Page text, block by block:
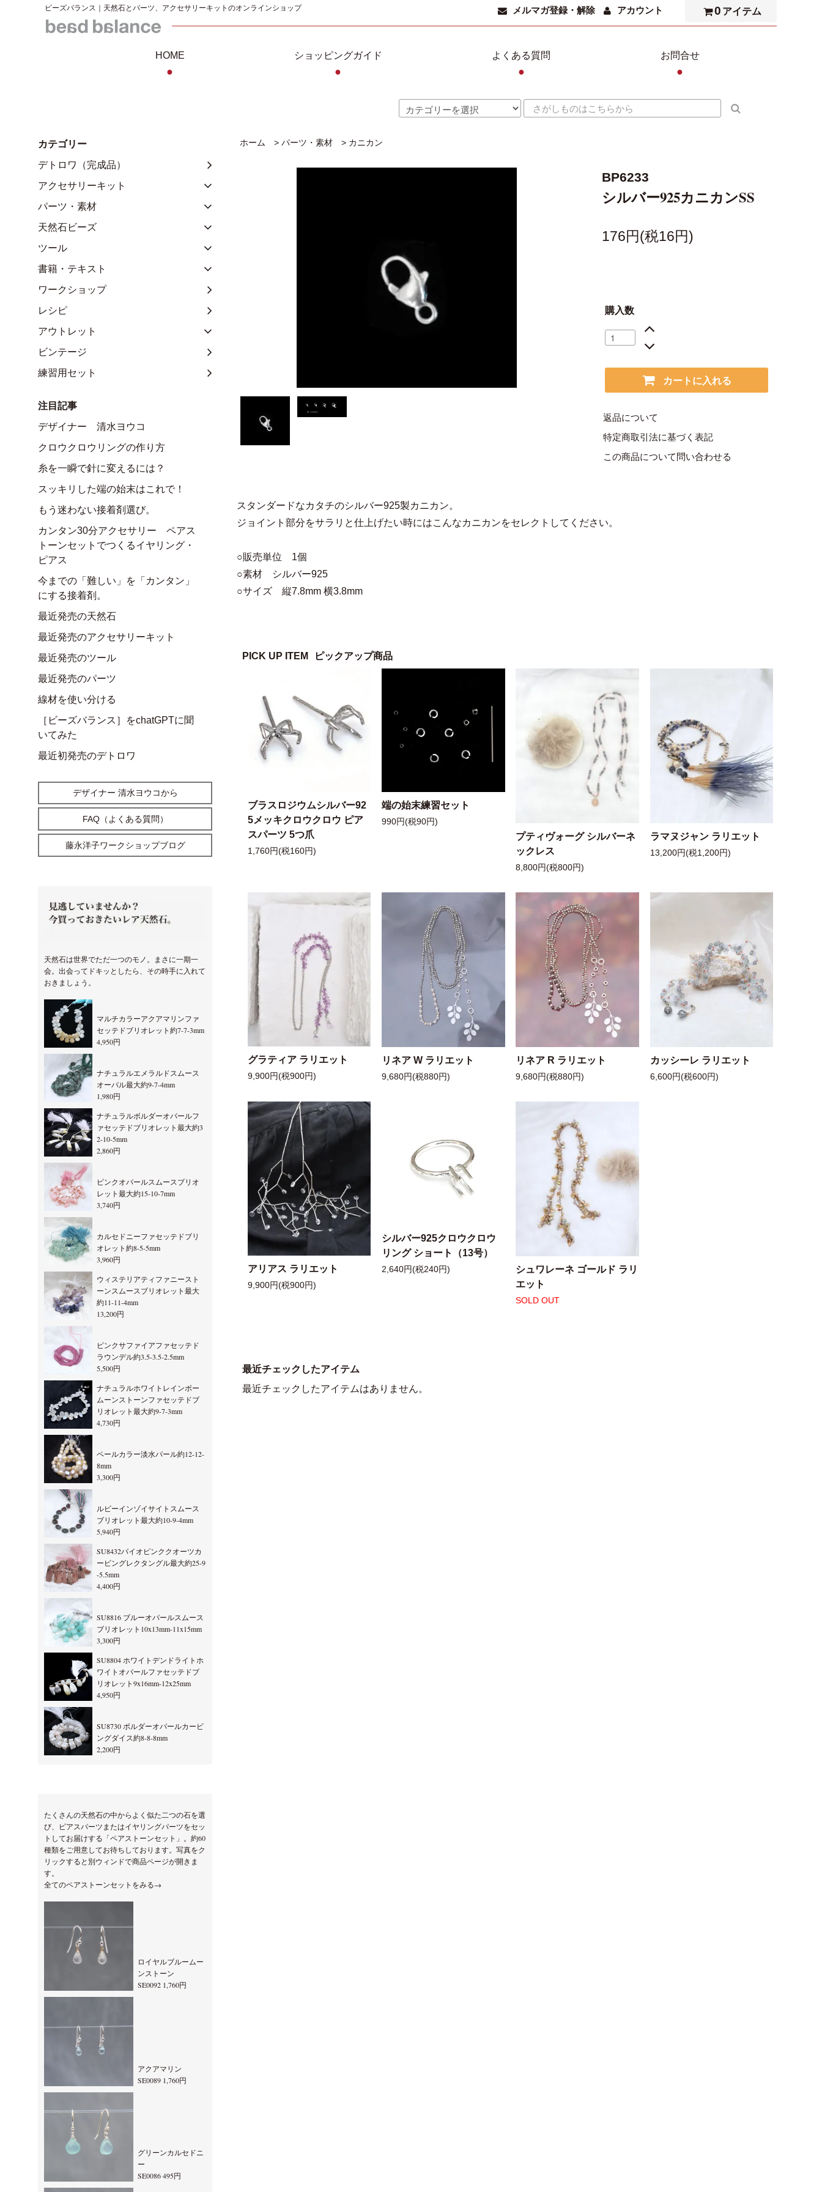
ビーズバランス｜天然石とパーツ、アクセサリーキットのオンラインショップ メルマガ登録・解除 アカウント 0 アイテム
HOME
●
ショッピングガイド
●
よくある質問
●
お問合せ
●
ホーム > パーツ・素材 > カニカン
BP6233
シルバー925カニカンSS
176円(税16円)
購入数
カートに入れる
返品について
特定商取引法に基づく表記
この商品について問い合わせる
スタンダードなカタチのシルバー925製カニカン。
ジョイント部分をサラリと仕上げたい時にはこんなカニカンをセレクトしてください。
○販売単位 1個
○素材 シルバー925
○サイズ 縦7.8mm 横3.8mm
PICK UP ITEM ピックアップ商品
ブラスロジウムシルバー92
5メッキクロウクロウ ピア
スパーツ 5つ爪
1,760円(税160円)
端の始末練習セット
990円(税90円)
プティヴォーグ シルバーネ
ックレス
8,800円(税800円)
ラマヌジャン ラリエット
13,200円(税1,200円)
グラティア ラリエット
9,900円(税900円)
リネア W ラリエット
9,680円(税880円)
リネア R ラリエット
9,680円(税880円)
カッシーレ ラリエット
6,600円(税600円)
アリアス ラリエット
9,900円(税900円)
シルバー925クロウクロウ
リング ショート（13号）
2,640円(税240円)
シュワレーネ ゴールド ラリ
エット
SOLD OUT
最近チェックしたアイテム
最近チェックしたアイテムはありません。
カテゴリー
デトロワ（完成品）
アクセサリーキット
パーツ・素材
天然石ビーズ
ツール
書籍・テキスト
ワークショップ
レシピ
アウトレット
ビンテージ
練習用セット
注目記事
デザイナー 清水ヨウコ
クロウクロウリングの作り方
糸を一瞬で針に変えるには？
スッキリした端の始末はこれで！
もう迷わない接着剤選び。
カンタン30分アクセサリー ペアス
トーンセットでつくるイヤリング・
ピアス
今までの「難しい」を「カンタン」
にする接着剤。
最近発売の天然石
最近発売のアクセサリーキット
最近発売のツール
最近発売のパーツ
線材を使い分ける
［ビーズバランス］をchatGPTに聞
いてみた
最近初発売のデトロワ
デザイナー 清水ヨウコから
FAQ（よくある質問）
藤永洋子ワークショップブログ
天然石は世界でただ一つのモノ。まさに一期一
会。出会ってドキッとしたら、その時手に入れて
おきましょう。
マルチカラーアクアマリンファ
セッテドブリオレット約7-7-3mm
4,950円
ナチュラルエメラルドスムース
オーバル最大約9-7-4mm
1,980円
ナチュラルボルダーオパールフ
ァセッテドブリオレット最大約3
2-10-5mm
2,860円
ピンクオパールスムースブリオ
レット最大約15-10-7mm
3,740円
カルセドニーファセッテドブリ
オレット約8-5-5mm
3,960円
ウィステリアティファニースト
ーンスムースブリオレット最大
約11-11-4mm
13,200円
ピンクサファイアファセッテド
ラウンデル約3.5-3.5-2.5mm
5,500円
ナチュラルホワイトレインボー
ムーンストーンファセッテドブ
リオレット最大約9-7-3mm
4,730円
ペールカラー淡水パール約12-12-
8mm
3,300円
ルビーインゾイサイトスムース
ブリオレット最大約10-9-4mm
5,940円
SU8432バイオピンククオーツカ
ービングレクタングル最大約25-9
-5.5mm
4,400円
SU8816 ブルーオパールスムース
ブリオレット10x13mm-11x15mm
3,300円
SU8804 ホワイトデンドライトホ
ワイトオパールファセッテドブ
リオレット9x16mm-12x25mm
4,950円
SU8730 ボルダーオパールカービ
ングダイス約8-8-8mm
2,200円
たくさんの天然石の中からよく似た二つの石を選
び、ピアスパーツまたはイヤリングパーツをセッ
トしてお届けする「ペアストーンセット」。約60
種類をご用意してお待ちしております。写真をク
リックすると別ウィンドで商品ページが開きま
す。
全てのペアストーンセットをみる→
ロイヤルブルームー
ンストーン
SE0092 1,760円
アクアマリン
SE0089 1,760円
グリーンカルセドニ
ー
SE0086 495円